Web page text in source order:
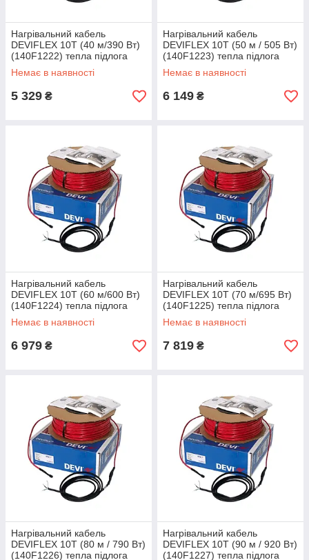
Нагрівальний кабель
DEVIFLEX 10T (40 м/390 Вт)
(140F1222) тепла підлога
двожильна Devi, Діві
електрична
Немає в наявності
5 329 ₴
Нагрівальний кабель
DEVIFLEX 10T (50 м / 505 Вт)
(140F1223) тепла підлога
двожильна Devi, Діві
електрична
Немає в наявності
6 149 ₴
Нагрівальний кабель
DEVIFLEX 10T (60 м/600 Вт)
(140F1224) тепла підлога
двожильна Devi, Діві
електрична
Немає в наявності
6 979 ₴
Нагрівальний кабель
DEVIFLEX 10T (70 м/695 Вт)
(140F1225) тепла підлога
двожильна Devi, Діві
електрична
Немає в наявності
7 819 ₴
Нагрівальний кабель
DEVIFLEX 10T (80 м / 790 Вт)
(140F1226) тепла підлога
Нагрівальний кабель
DEVIFLEX 10T (90 м / 920 Вт)
(140F1227) тепла підлога